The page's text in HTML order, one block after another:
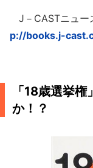
J－CASTニュー
p://books.j-
「18歳選挙
か！？